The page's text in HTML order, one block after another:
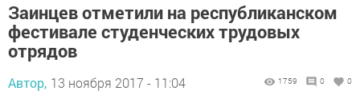
Заинцев отметили на республиканском
фестивале студенческих трудовых
отрядов
Автор, 13 ноября 2017 - 11:04 1759 0 0